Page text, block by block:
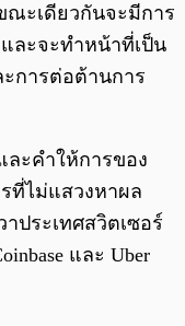
ณะเดียวกันจะมีการ
ละจะทำหน้าที่เป็น
การต่อต้านการ
ละคำให้การของ
ที่ไม่แสวงหาผล
ประเทศสวิตเซอร์
และ Uber